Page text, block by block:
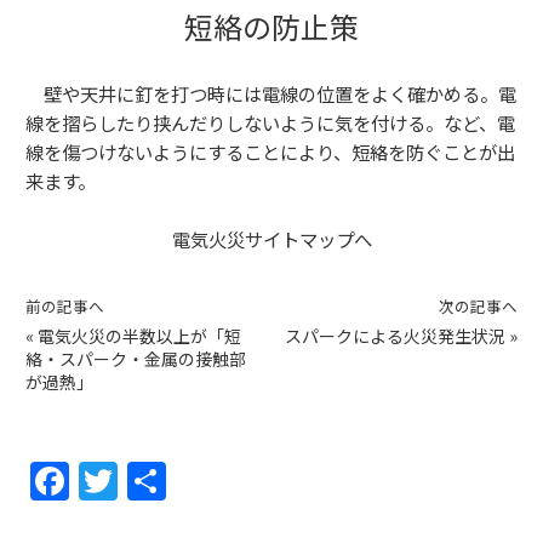
短絡の防止策
壁や天井に釘を打つ時には電線の位置をよく確かめる。電
線を摺らしたり挟んだりしないように気を付ける。など、電
線を傷つけないようにすることにより、短絡を防ぐことが出
来ます。
電気火災サイトマップへ
前の記事へ
« 電気火災の半数以上が「短
絡・スパーク・金属の接触部
が過熱」
次の記事へ
スパークによる火災発生状況 »
F
a
T
w